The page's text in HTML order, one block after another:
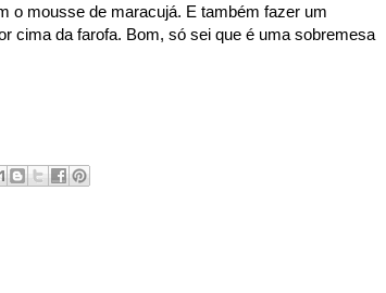
o mousse de maracujá. E também fazer um
cima da farofa. Bom, só sei que é uma sobremesa